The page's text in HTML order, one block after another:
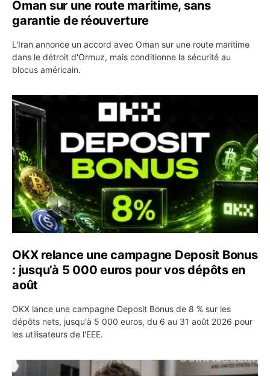
Oman sur une route maritime, sans
garantie de réouverture
L'Iran annonce un accord avec Oman sur une route maritime
dans le détroit d'Ormuz, mais conditionne la sécurité au
blocus américain.
OKX relance une campagne Deposit Bonus : jusqu’à 5
OKX relance une campagne Deposit Bonus
: jusqu’à 5 000 euros pour vos dépôts en
août
OKX lance une campagne Deposit Bonus de 8 % sur les
dépôts nets, jusqu'à 5 000 euros, du 6 au 31 août 2026 pour
les utilisateurs de l'EEE.
OpenAI demande le rejet de la plainte d’Apple et